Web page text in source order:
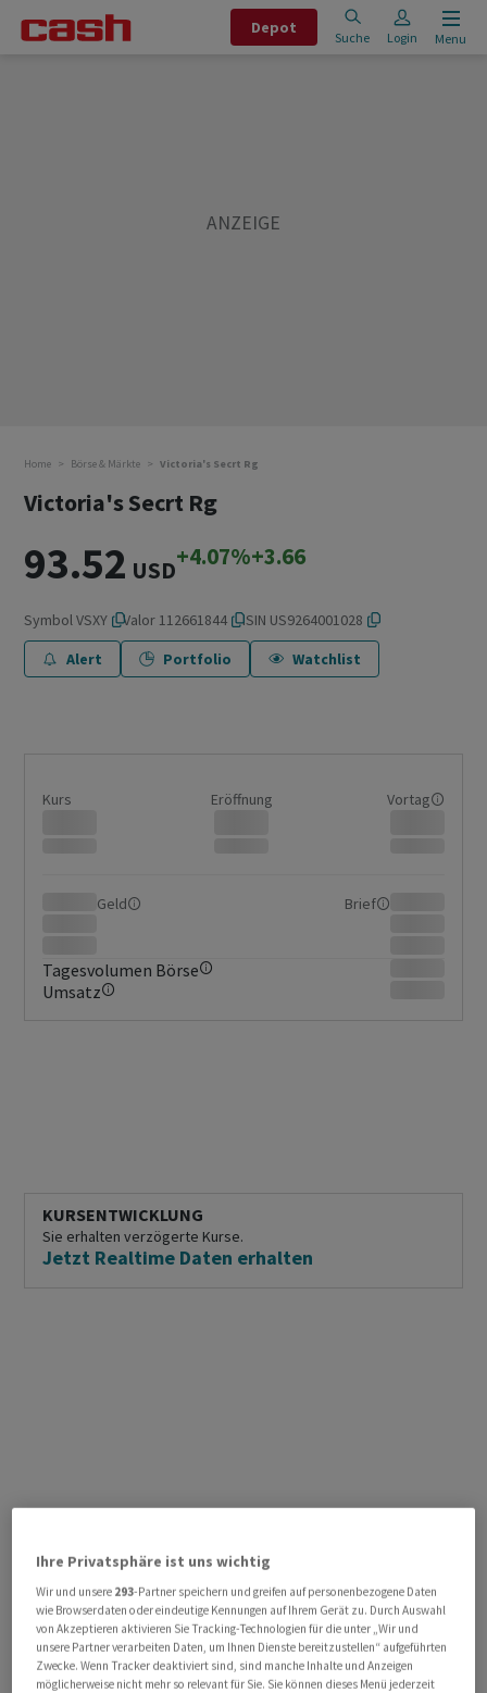
Depot
Suche Login Menu
Home Börse & Märkte Victoria's Secrt Rg
Victoria's Secrt Rg
93.52 USD+4.07%+3.66
SymbolVSXY Valor 112661844 ISIN US9264001028
Alert
Portfolio Watchlist
Kurs Eröffnung Vortag
Geld Brief
Tagesvolumen Börse
Umsatz
KURSENTWICKLUNG
Sie erhalten verzögerte Kurse.
Jetzt Realtime Daten erhalten
Ihre Privatsphäre ist uns wichtig
Wir und unsere 293-Partner speichern und greifen auf personenbezogene Daten
wie Browserdaten oder eindeutige Kennungen auf Ihrem Gerät zu. Durch Auswahl
von Akzeptieren aktivieren Sie Tracking-Technologien für die unter „Wir und
unsere Partner verarbeiten Daten, um Ihnen Dienste bereitzustellen“ aufgeführten
Zwecke. Wenn Tracker deaktiviert sind, sind manche Inhalte und Anzeigen
möglicherweise nicht mehr so relevant für Sie. Sie können dieses Menü jederzeit